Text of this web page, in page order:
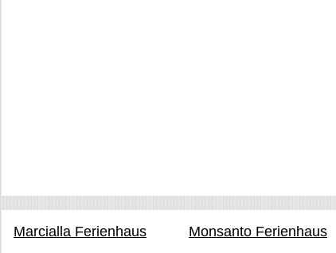
Marcialla Ferienhaus Monsanto Ferienhaus